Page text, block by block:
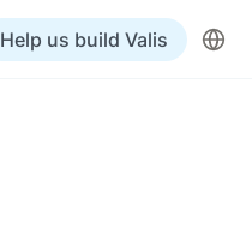
Help us build Valis